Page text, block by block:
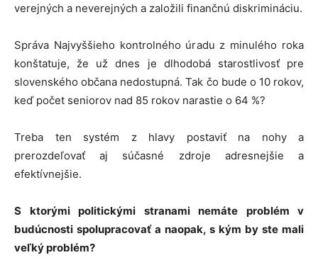
verejných a neverejných a založili finančnú diskrimináciu.
Správa Najvyššieho kontrolného úradu z minulého roka
konštatuje, že už dnes je dlhodobá starostlivosť pre
slovenského občana nedostupná. Tak čo bude o 10 rokov,
keď počet seniorov nad 85 rokov narastie o 64 %?
Treba ten systém z hlavy postaviť na nohy a
prerozdeľovať aj súčasné zdroje adresnejšie a
efektívnejšie.
S ktorými politickými stranami nemáte problém v
budúcnosti spolupracovať a naopak, s kým by ste mali
veľký problém?